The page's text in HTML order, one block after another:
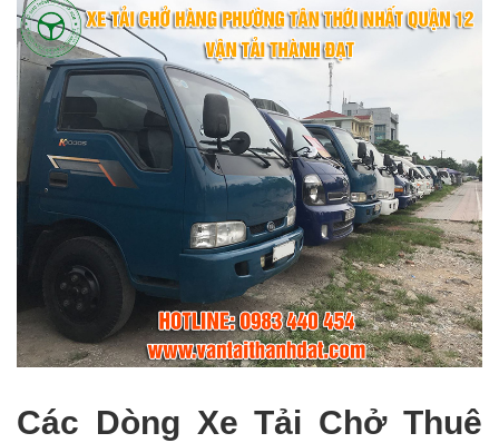
Các Dòng Xe Tải Chở Thuê